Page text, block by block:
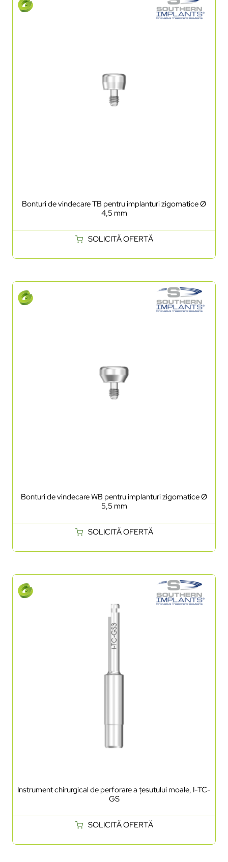
Bonturi de vindecare TB pentru implanturi zigomatice Ø
4,5 mm
SOLICITĂ OFERTĂ
Bonturi de vindecare WB pentru implanturi zigomatice Ø
5,5 mm
SOLICITĂ OFERTĂ
Instrument chirurgical de perforare a țesutului moale, I-TC-
GS
SOLICITĂ OFERTĂ